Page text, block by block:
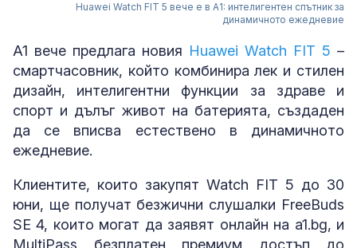
Huawei Watch FIT 5 вече е в A1: интелигентен спътник за
динамичното ежедневие
A1 вече предлага новия Huawei Watch FIT 5 –
смартчасовник, който комбинира лек и стилен
дизайн, интелигентни функции за здраве и
спорт и дълъг живот на батерията, създаден
да се вписва естествено в динамичното
ежедневие.
Клиентите, които закупят Watch FIT 5 до 30
юни, ще получат безжични слушалки FreeBuds
SE 4, които могат да заявят онлайн на a1.bg, и
MultiPass безплатен премиум достъп до